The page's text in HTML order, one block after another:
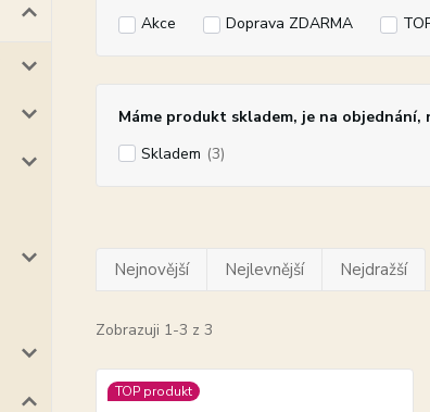
Akce Doprava ZDARMA
Máme produkt skladem, je na
Skladem (3)
Nejnovější Nejlevnější Nejdražší
Zobrazuji 1-3 z 3
TOP produkt